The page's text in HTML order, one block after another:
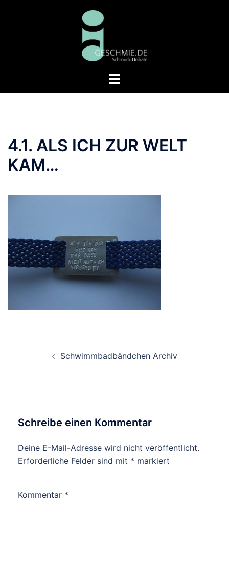
Menü
4.1. ALS ICH ZUR WELT
KAM…
Schwimmbadbändchen Archiv
Schreibe einen Kommentar
Deine E-Mail-Adresse wird nicht veröffentlicht.
Erforderliche Felder sind mit * markiert
Kommentar *